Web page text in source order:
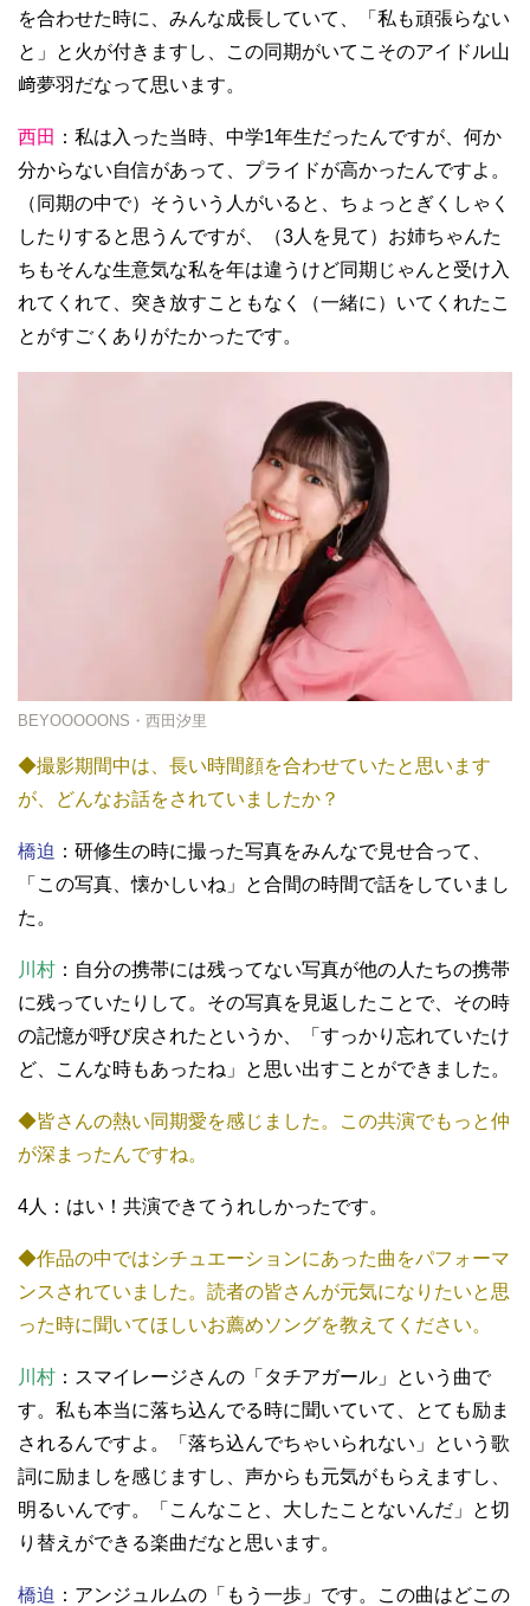
を合わせた時に、みんな成長していて、「私も頑張らない
と」と火が付きますし、この同期がいてこそのアイドル山
﨑夢羽だなって思います。
西田 ：私は入った当時、中学1年生だったんですが、何か
分からない自信があって、プライドが高かったんですよ。
（同期の中で）そういう人がいると、ちょっとぎくしゃく
したりすると思うんですが、（3人を見て）お姉ちゃんた
ちもそんな生意気な私を年は違うけど同期じゃんと受け入
れてくれて、突き放すこともなく（一緒に）いてくれたこ
とがすごくありがたかったです。
BEYOOOOONS・西田汐里
◆撮影期間中は、長い時間顔を合わせていたと思います
が、どんなお話をされていましたか？
橋迫 ：研修生の時に撮った写真をみんなで見せ合って、
「この写真、懐かしいね」と合間の時間で話をしていまし
た。
川村 ：自分の携帯には残ってない写真が他の人たちの携帯
に残っていたりして。その写真を見返したことで、その時
の記憶が呼び戻されたというか、「すっかり忘れていたけ
ど、こんな時もあったね」と思い出すことができました。
◆皆さんの熱い同期愛を感じました。この共演でもっと仲
が深まったんですね。
4人：はい！共演できてうれしかったです。
◆作品の中ではシチュエーションにあった曲をパフォーマ
ンスされていました。読者の皆さんが元気になりたいと思
った時に聞いてほしいお薦めソングを教えてください。
川村 ：スマイレージさんの「タチアガール」という曲で
す。私も本当に落ち込んでる時に聞いていて、とても励ま
されるんですよ。「落ち込んでちゃいられない」という歌
詞に励ましを感じますし、声からも元気がもらえますし、
明るいんです。「こんなこと、大したことないんだ」と切
り替えができる楽曲だなと思います。
橋迫 ：アンジュルムの「もう一歩」です。この曲はどこの